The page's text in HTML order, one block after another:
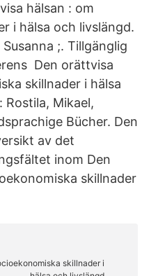
hälsan : om
i hälsa och livslängd.
;. Tillgänglig
Den orättvisa
skillnader i hälsa
Rostila, Mikael,
Bücher. Den
av det
inom Den
skillnader